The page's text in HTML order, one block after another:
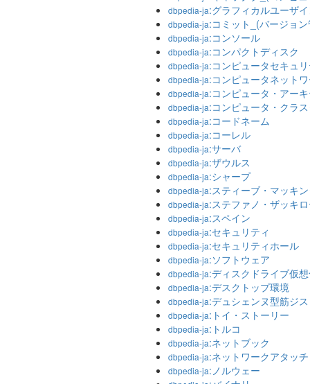
dbpedia-ja:グラフィカルユーザ
dbpedia-ja:コミット_(バージョ
dbpedia-ja:コンソール
dbpedia-ja:コンパクトディスク
dbpedia-ja:コンピュータセキュ
dbpedia-ja:コンピュータネット
dbpedia-ja:コンピュータ・アー
dbpedia-ja:コンピュータ・クラ
dbpedia-ja:コードネーム
dbpedia-ja:コーレル
dbpedia-ja:サーバ
dbpedia-ja:ザウルス
dbpedia-ja:シャープ
dbpedia-ja:スティーブ・マッキ
dbpedia-ja:ステファノ・ザッキ
dbpedia-ja:スペイン
dbpedia-ja:セキュリティ
dbpedia-ja:セキュリティホール
dbpedia-ja:ソフトウェア
dbpedia-ja:ディスクドライブ仮
dbpedia-ja:デスクトップ環境
dbpedia-ja:デュシェンヌ型筋ジ
dbpedia-ja:トイ・ストーリー
dbpedia-ja:トルコ
dbpedia-ja:ネットブック
dbpedia-ja:ネットワークアタッ
dbpedia-ja:ノルウェー